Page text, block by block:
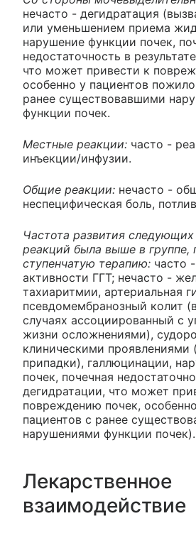
нечасто - дегидратация
или уменьшением приема
нарушение функции почек,
недостаточность в
что может привести к
особенно у пациентов
ранее существовавшими
функции почек.
Местные реакции: часто -
инъекции/инфузии.
Общие реакции: нечасто -
неспецифическая боль,
Частота развития
реакций была выше в группе,
ступенчатую терапию: часто
активности ГГТ; нечасто -
тахиаритмии, артериальная
псевдомембранозный колит
случаях ассоциированный с
жизни осложнениями),
клиническими проявлениями
припадки), галлюцинации,
почек, почечная
дегидратации, что может
повреждению почек,
пациентов с ранее
нарушениями функции почек).
Лекарственное
взаимодействие